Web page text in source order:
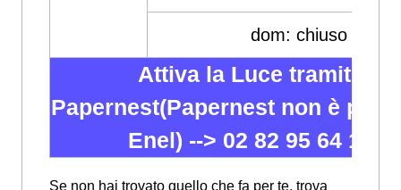
Attiva la Luce tramite
Papernest(Papernest non è
Enel) --> 02 82 95 64 12
dom: chiuso
Se non hai trovato quello che fa per te, trova